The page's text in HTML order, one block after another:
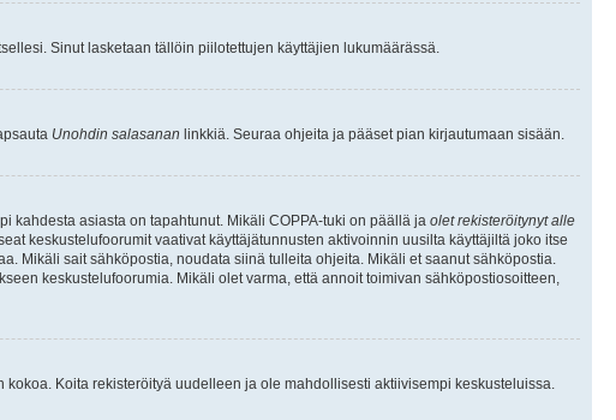
Sinut lasketaan tällöin piilotettujen käyttäjien lukumäärässä.
Unohdin salasanan linkkiä. Seuraa ohjeita ja pääset pian kirjautumaan sisään.
kahdesta asiasta on tapahtunut. Mikäli COPPA-tuki on päällä ja olet rekisteröitynyt alle
keskustelufoorumit vaativat käyttäjätunnusten aktivoinnin uusilta käyttäjiltä joko itse
Mikäli sait sähköpostia, noudata siinä tulleita ohjeita. Mikäli et saanut sähköpostia.
keskustelufoorumia. Mikäli olet varma, että annoit toimivan sähköpostiosoitteen,
Koita rekisteröityä uudelleen ja ole mahdollisesti aktiivisempi keskusteluissa.